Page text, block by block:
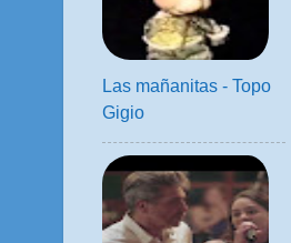
Las mañanitas - Topo
Gigio